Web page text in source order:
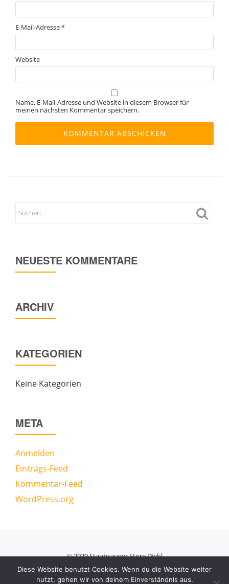
E-Mail-Adresse*
Website
Name, E-Mail-Adresse und Website in diesem Browser für
meinen nächsten Kommentar speichern.
NEUESTE KOMMENTARE
ARCHIV
KATEGORIEN
Keine Kategorien
META
Anmelden
Eintrags-Feed
Kommentar-Feed
WordPress.org
© 2020 Staubsauger Store Diehl
Secondary
Diese Website benutzt Cookies. Wenn du die Website weiter
nutzt, gehen wir von deinem Einverständnis aus.